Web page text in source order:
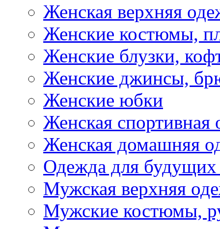
Женская верхняя
Женские костюмы,
Женские блузки,
Женские джинсы,
Женские юбки
Женская спортивная
Женская домашняя
Одежда для
Мужская верхняя
Мужские костюмы,